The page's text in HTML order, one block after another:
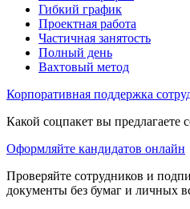
Гибкий график
Проектная работа
Частичная занятость
Полный день
Вахтовый метод
Корпоративная поддержка
Какой соцпакет вы предлагаете
Оформляйте кандидатов онлайн
Проверяйте сотрудников и
документы без бумаг и личных